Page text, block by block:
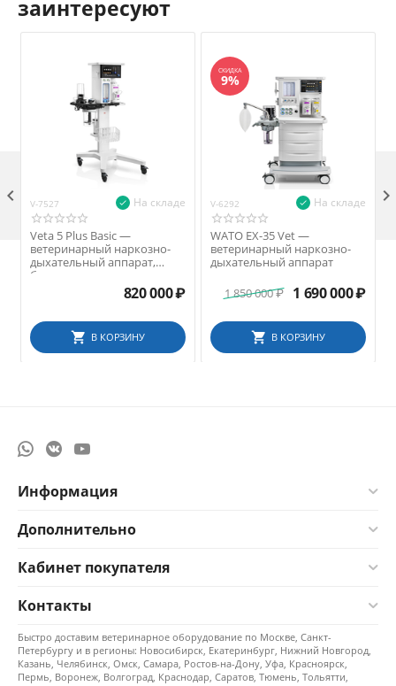
заинтересуют
V-7527 На складе
Veta 5 Plus Basic —
ветеринарный наркозно-
дыхательный аппарат,
базовая комплектация,
820 000₽
В КОРЗИНУ
СКИДКА
9%
V-6292 На складе
WATO EX-35 Vet —
ветеринарный наркозно-
дыхательный аппарат
1 850 000₽ 1 690 000₽
В КОРЗИНУ
 
Информация
Дополнительно
Кабинет покупателя
Контакты
Быстро доставим ветеринарное оборудование по Москве, Санкт-
Петербургу и в регионы: Новосибирск, Екатеринбург, Нижний Новгород,
Казань, Челябинск, Омск, Самара, Ростов-на-Дону, Уфа, Красноярск,
Пермь, Воронеж, Волгоград, Краснодар, Саратов, Тюмень, Тольятти,